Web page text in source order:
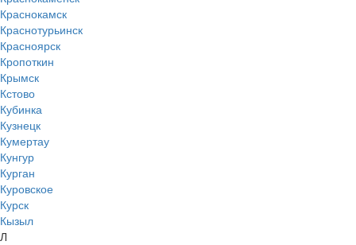
Краснокамск
Краснотурьинск
Красноярск
Кропоткин
Крымск
Кстово
Кубинка
Кузнецк
Кумертау
Кунгур
Курган
Куровское
Курск
Кызыл
Л